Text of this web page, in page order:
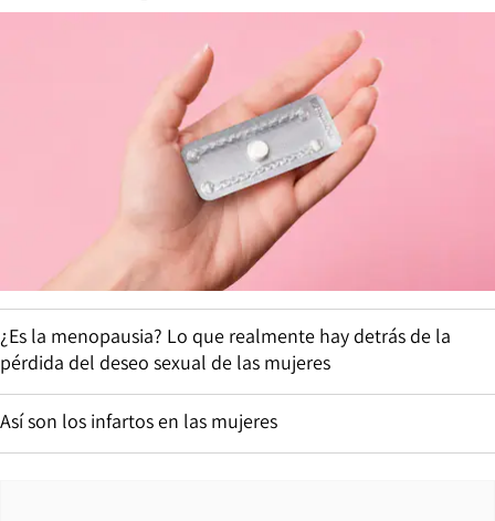
¿Es la menopausia? Lo que realmente hay detrás de la
pérdida del deseo sexual de las mujeres
Así son los infartos en las mujeres